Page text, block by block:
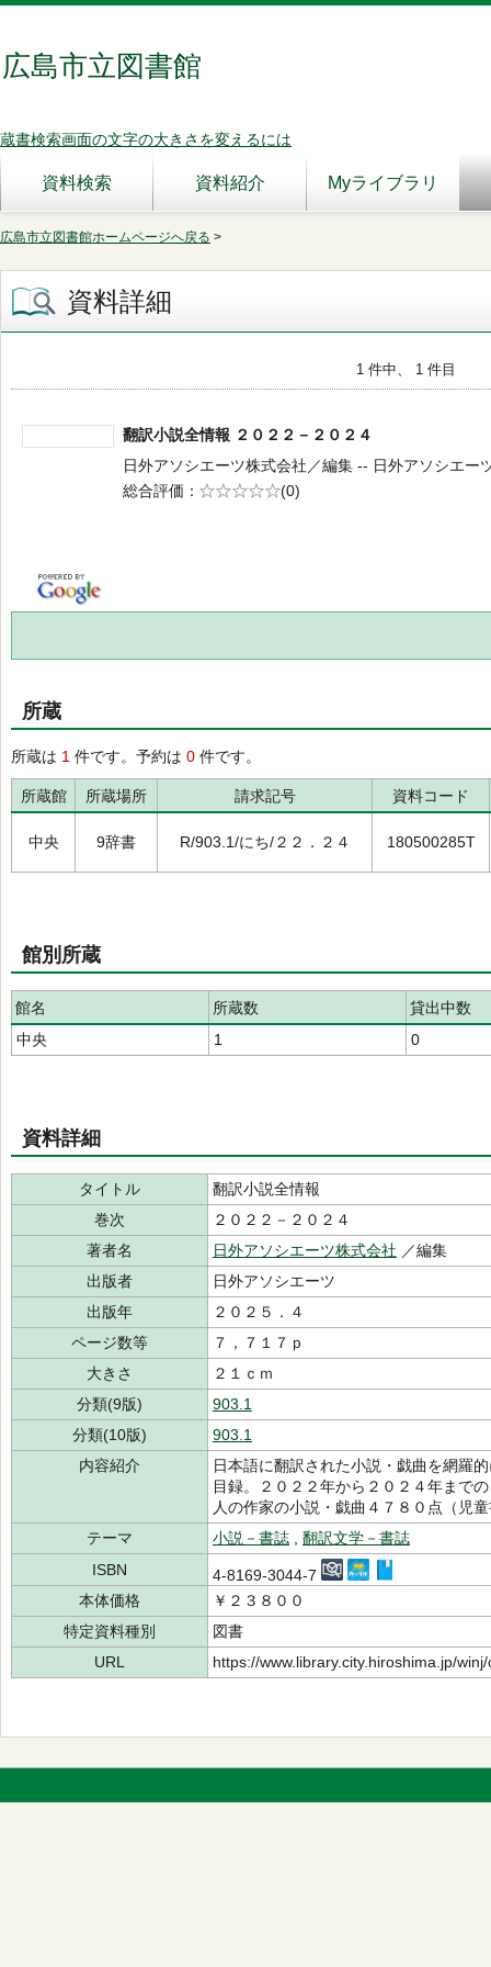
広島市立図書館
蔵書検索画面の文字の大きさを変えるには
資料検索 資料紹介 Myライブラリ
広島市立図書館ホームページへ戻る >
資料詳細
1 件中、 1 件目
翻訳小説全情報 ２０２２－２０２４
日外アソシエーツ株式会社／編集 -- 日外アソシエー
総合評価
5段階評価
(0)
所蔵
所蔵は 1 件です。予約は 0 件です。
所蔵館 所蔵場所 請求記号 資料コード
中央 9辞書 R/903.1/にち/２２．２４ 180500285T
館別所蔵
館名 所蔵数
貸出中数
中央
1 0
資料詳細
タイトル
翻訳小説全情報
巻次
２０２２－２０２４
著者名
日外アソシエーツ株式会社 ／編集
出版者
日外アソシエーツ
出版年
２０２５．４
ページ数等
７，７１７ｐ
大きさ
２１ｃｍ
分類(9版)
903.1
分類(10版)
903.1
内容紹介
日本語に翻訳された小説・戯曲を網羅
目録。２０２２年から２０２４年まで
人の作家の小説・戯曲４７８０点（児
テーマ
小説－書誌
翻訳文学－書誌
ISBN
4-8169-3044-7
本体価格
￥２３８００
特定資料種別
図書
URL
https://www.library.city.hiroshima.jp/